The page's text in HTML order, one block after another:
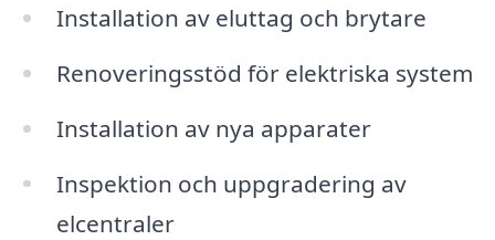
Installation av eluttag och brytare
Renoveringsstöd för elektriska system
Installation av nya apparater
Inspektion och uppgradering av
elcentraler